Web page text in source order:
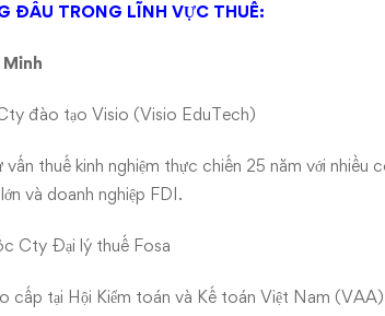
ĐẦU TRONG LĨNH VỰC THUẾ:
đào tạo Visio (Visio EduTech)
vấn thuế kinh nghiệm thực chiến 25 năm với nhiều
và doanh nghiệp FDI.
Cty Đại lý thuế Fosa
cấp tại Hội Kiểm toán và Kế toán Việt Nam (VAA)